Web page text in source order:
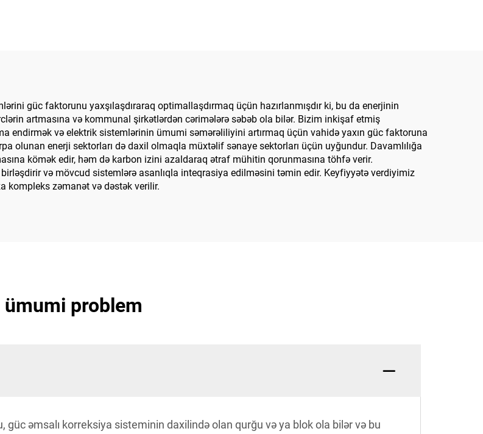
güc faktorunu yaxşılaşdıraraq optimallaşdırmaq üçün hazırlanmışdır ki, bu da enerjinin
artmasına və kommunal şirkətlərdən cərimələrə səbəb ola bilər. Bizim inkişaf etmiş
endirmək və elektrik sistemlərinin ümumi səmərəliliyini artırmaq üçün vahidə yaxın güc faktoruna
olunan enerji sektorları də daxil olmaqla müxtəlif sənaye sektorları üçün uyğundur. Davamlılığa
kömək edir, həm də karbon izini azaldaraq ətraf mühitin qorunmasına töhfə verir.
və mövcud sistemlərə asanlıqla inteqrasiya edilməsini təmin edir. Keyfiyyətə verdiyimiz
kompleks zəmanət və dəstək verilir.
ümumi problem
güc əmsalı korreksiya sisteminin daxilində olan qurğu və ya blok ola bilər və bu